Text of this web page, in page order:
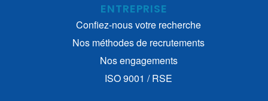
ENTREPRISE
Confiez-nous votre recherche
Nos méthodes de recrutements
Nos engagements
ISO 9001 / RSE